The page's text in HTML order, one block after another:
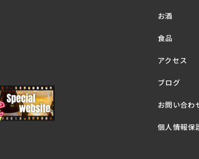
お酒
食品
アクセス
ブログ
お問い合わ
個人情報保